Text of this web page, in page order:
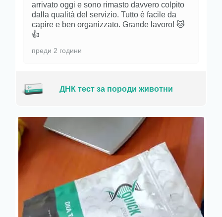
arrivato oggi e sono rimasto davvero colpito
dalla qualità del servizio. Tutto è facile da
capire e ben organizzato. Grande lavoro! 🐱
👍
преди 2 години
ДНК тест за породи животни